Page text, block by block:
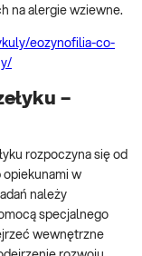
na alergie wziewne.
eozynofilia-co-
–
rozpoczyna się od
opiekunami w
należy
specjalnego
wewnętrzne